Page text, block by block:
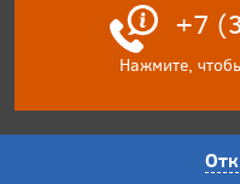
+7
Нажмите,